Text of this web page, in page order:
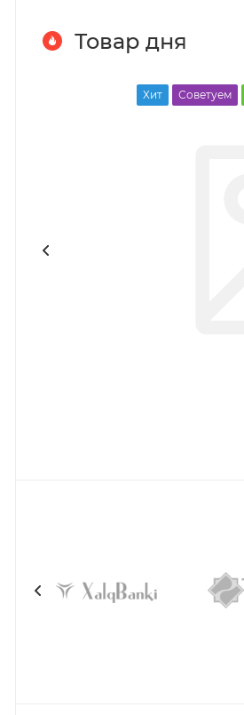
Товар дня
Хит Советуем